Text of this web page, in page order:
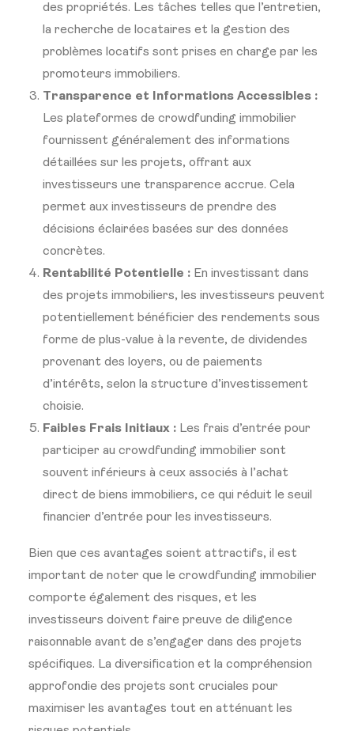
des propriétés. Les tâches telles que l’entretien,
la recherche de locataires et la gestion des
problèmes locatifs sont prises en charge par les
promoteurs immobiliers.
Transparence et Informations Accessibles :
Les plateformes de crowdfunding immobilier
fournissent généralement des informations
détaillées sur les projets, offrant aux
investisseurs une transparence accrue. Cela
permet aux investisseurs de prendre des
décisions éclairées basées sur des données
concrètes.
Rentabilité Potentielle : En investissant dans
des projets immobiliers, les investisseurs peuvent
potentiellement bénéficier des rendements sous
forme de plus-value à la revente, de dividendes
provenant des loyers, ou de paiements
d’intérêts, selon la structure d’investissement
choisie.
Faibles Frais Initiaux : Les frais d’entrée pour
participer au crowdfunding immobilier sont
souvent inférieurs à ceux associés à l’achat
direct de biens immobiliers, ce qui réduit le seuil
financier d’entrée pour les investisseurs.
Bien que ces avantages soient attractifs, il est
important de noter que le crowdfunding immobilier
comporte également des risques, et les
investisseurs doivent faire preuve de diligence
raisonnable avant de s’engager dans des projets
spécifiques. La diversification et la compréhension
approfondie des projets sont cruciales pour
maximiser les avantages tout en atténuant les